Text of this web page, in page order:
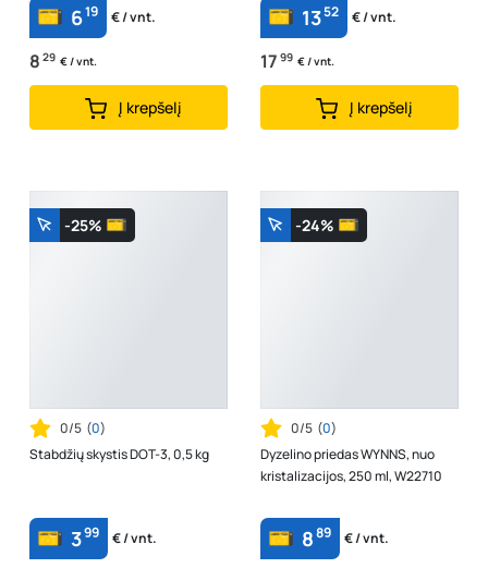
619 € / vnt.
8 29 € / vnt.
Į krepšelį
1352 € / vnt.
17 99 € / vnt.
Į krepšelį
-25%
0/5 (0)
Stabdžių skystis DOT-3, 0,5 kg
399 € / vnt.
-24%
0/5 (0)
Dyzelino priedas WYNNS, nuo
kristalizacijos, 250 ml, W22710
889 € / vnt.